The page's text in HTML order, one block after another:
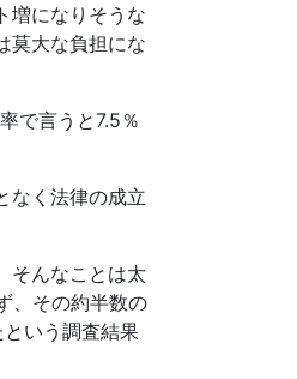
増になりそうな
莫大な負担にな
で言うと7.5 ％
なく法律の成立
そんなことは太
、その約半数の
いう調査結果